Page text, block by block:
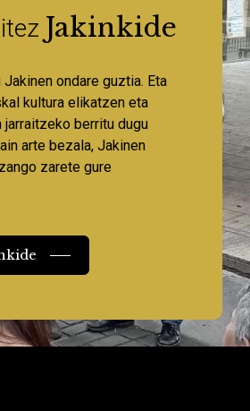
Jakinkide
Jakinen ondare guztia. Eta
kultura elikatzen eta
berritu dugu
arte bezala, Jakinen
zarete gure